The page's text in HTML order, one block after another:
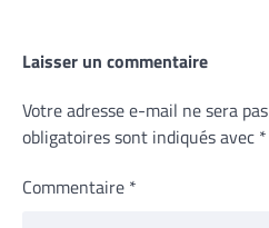
Laisser un commentaire
Votre adresse e-mail ne sera
obligatoires sont indiqués avec *
Commentaire *